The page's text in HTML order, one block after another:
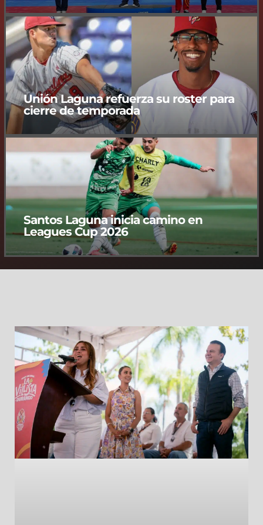
Unión Laguna refuerza su roster para
cierre de temporada
Santos Laguna inicia camino en
Leagues Cup 2026